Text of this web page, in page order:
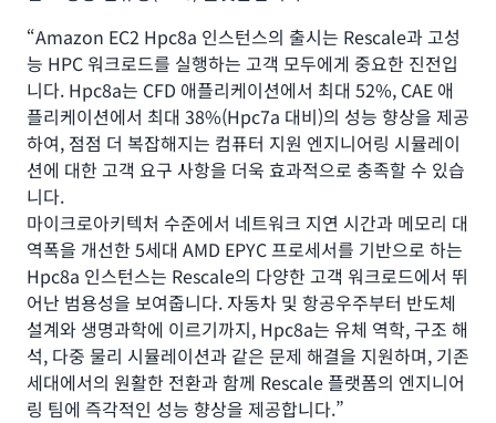
“Amazon EC2 Hpc8a 인스턴스의 출시는 Rescale과 고성
능 HPC 워크로드를 실행하는 고객 모두에게 중요한 진전입
니다. Hpc8a는 CFD 애플리케이션에서 최대 52%, CAE 애
플리케이션에서 최대 38%(Hpc7a 대비)의 성능 향상을 제공
하여, 점점 더 복잡해지는 컴퓨터 지원 엔지니어링 시뮬레이
션에 대한 고객 요구 사항을 더욱 효과적으로 충족할 수 있습
니다.
마이크로아키텍처 수준에서 네트워크 지연 시간과 메모리 대
역폭을 개선한 5세대 AMD EPYC 프로세서를 기반으로 하는
Hpc8a 인스턴스는 Rescale의 다양한 고객 워크로드에서 뛰
어난 범용성을 보여줍니다. 자동차 및 항공우주부터 반도체
설계와 생명과학에 이르기까지, Hpc8a는 유체 역학, 구조 해
석, 다중 물리 시뮬레이션과 같은 문제 해결을 지원하며, 기존
세대에서의 원활한 전환과 함께 Rescale 플랫폼의 엔지니어
링 팀에 즉각적인 성능 향상을 제공합니다.”